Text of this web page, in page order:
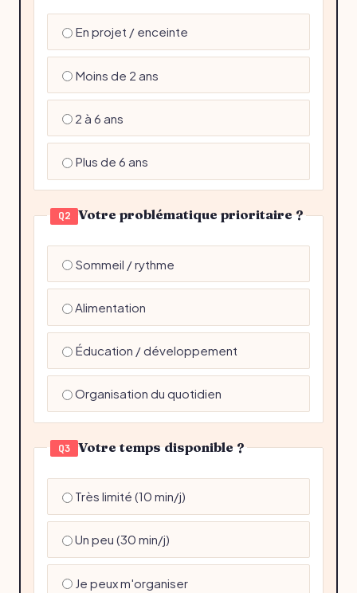
En projet / enceinte
Moins de 2 ans
2 à 6 ans
Plus de 6 ans
Q2 Votre problématique prioritaire ?
Sommeil / rythme
Alimentation
Éducation / développement
Organisation du quotidien
Q3 Votre temps disponible ?
Très limité (10 min/j)
Un peu (30 min/j)
Je peux m'organiser